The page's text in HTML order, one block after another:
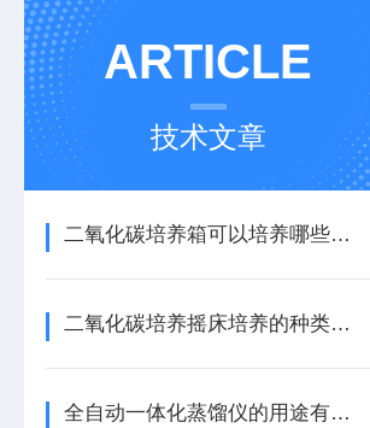
ARTICLE
技术文章
二氧化碳培养箱可以培养哪些细菌
二氧化碳培养摇床培养的种类有哪些类型
全自动一体化蒸馏仪的用途有哪些